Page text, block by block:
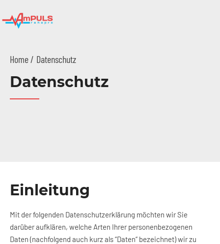
Home Datenschutz
Datenschutz
Einleitung
Mit der folgenden Datenschutzerklärung möchten wir Sie
darüber aufklären, welche Arten Ihrer personenbezogenen
Daten (nachfolgend auch kurz als “Daten“ bezeichnet) wir zu